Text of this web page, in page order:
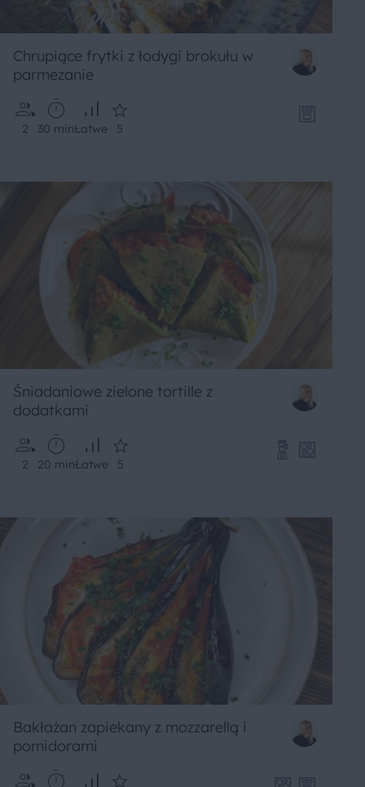
Chrupiące frytki z łodygi brokułu w
parmezanie
2 30 minŁatwe 5
Śniadaniowe zielone tortille z
dodatkami
2 20 minŁatwe 5
Bakłażan zapiekany z mozzarellą i
pomidorami